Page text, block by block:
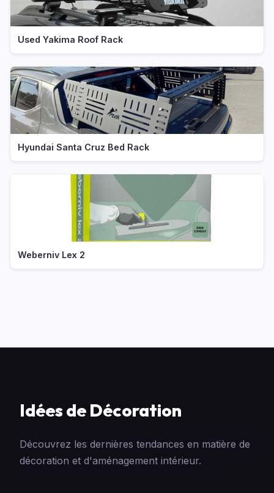
Used Yakima Roof Rack
Hyundai Santa Cruz Bed Rack
Weberniv Lex 2
Idées de Décoration
Découvrez les dernières tendances en matière de
décoration et d'aménagement intérieur.